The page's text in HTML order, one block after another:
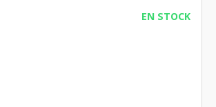
EN STOCK